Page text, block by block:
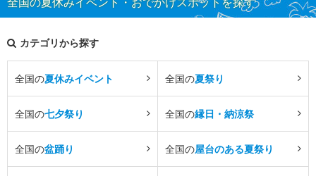
カテゴリから探す
全国の夏休みイベント 全国の夏祭り
全国の七夕祭り 全国の縁日・納涼祭
全国の盆踊り 全国の屋台のある夏祭り